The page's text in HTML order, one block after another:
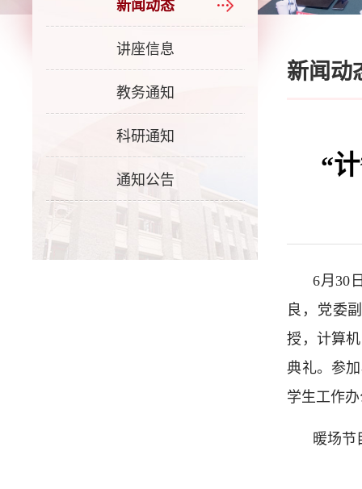
新闻动态
讲座信息
教务通知
科研通知
通知公告
新闻动
“
6月30
良，党委
授，计算
典礼。参
学生工作
暖场节